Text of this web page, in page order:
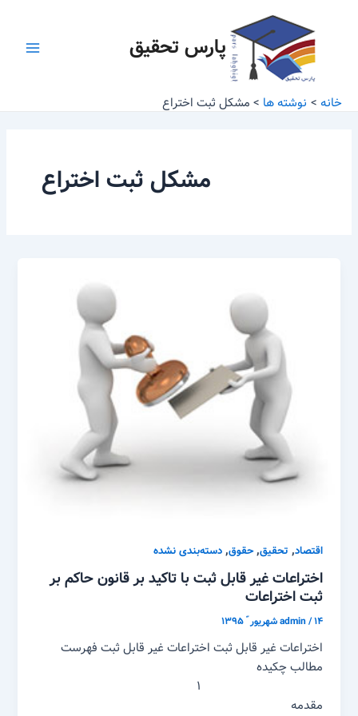
پارس تحقیق
خانه نوشته ها مشکل ثبت اختراع
مشکل ثبت اختراع
اقتصاد, تحقیق,حقوق,دسته‌بندی نشده
اختراعات غیر قابل ثبت با تاکید بر قانون حاکم بر
ثبت اختراعات
admin/۱۴ شهریور ّ ۱۳۹۵
اختراعات غیر قابل ثبت اختراعات غیر قابل ثبت فهرست
مطالب چکیده
۱
مقدمه